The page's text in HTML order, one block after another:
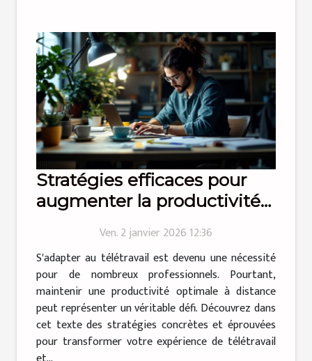
Stratégies efficaces pour
augmenter la productivité
Ven. 2 janvier 2026 12:36
S'adapter au télétravail est devenu une nécessité
pour de nombreux professionnels. Pourtant,
maintenir une productivité optimale à distance
peut représenter un véritable défi. Découvrez dans
cet texte des stratégies concrètes et éprouvées
pour transformer votre expérience de télétravail